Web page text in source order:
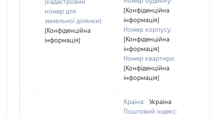
(кадастровий
номер для
земельної ділянки):
[Конфіденційна
інформація]
[Конфіденційна
інформація]
Номер корпусу:
[Конфіденційна
інформація]
Номер квартири:
[Конфіденційна
інформація]
Країна:
Україна
Поштовий індекс: